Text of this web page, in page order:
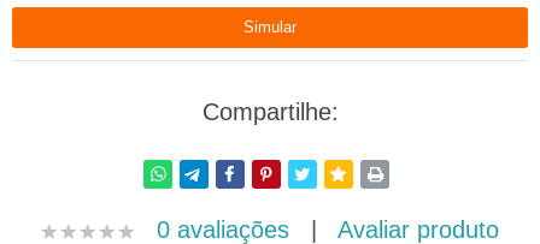
Compartilhe:
0 avaliações | Avaliar produto